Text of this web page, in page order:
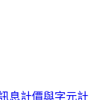
息計價與字元計